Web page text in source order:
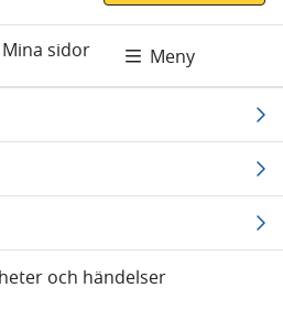
Mina sidor Meny
och händelser